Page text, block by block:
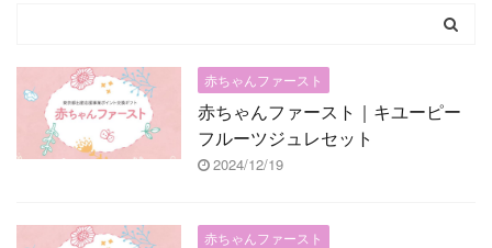
赤ちゃんファースト
赤ちゃんファースト｜キユーピー
フルーツジュレセット
2024/12/19
赤ちゃんファースト